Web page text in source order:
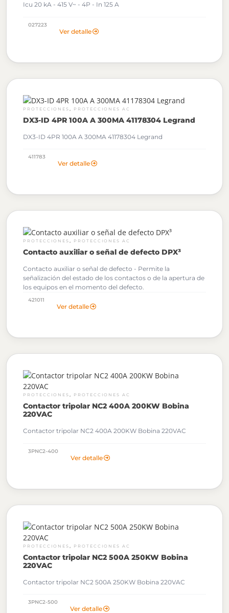
Icu 20 kA - 415 V~ - 4P - In 125 A
027223
Ver detalle
PROTECCIONES PROTECCIONES AC
DX3-ID 4PR 100A A 300MA 41178304 Legrand
DX3-ID 4PR 100A A 300MA 41178304 Legrand
411783
Ver detalle
PROTECCIONES PROTECCIONES AC
Contacto auxiliar o señal de defecto DPX³
Contacto auxiliar o señal de defecto - Permite la
señalización del estado de los contactos o de la apertura de
los equipos en el momento del defecto.
421011
Ver detalle
PROTECCIONES PROTECCIONES AC
Contactor tripolar NC2 400A 200KW Bobina
220VAC
Contactor tripolar NC2 400A 200KW Bobina 220VAC
3PNC2-400
Ver detalle
PROTECCIONES PROTECCIONES AC
Contactor tripolar NC2 500A 250KW Bobina
220VAC
Contactor tripolar NC2 500A 250KW Bobina 220VAC
3PNC2-500
Ver detalle